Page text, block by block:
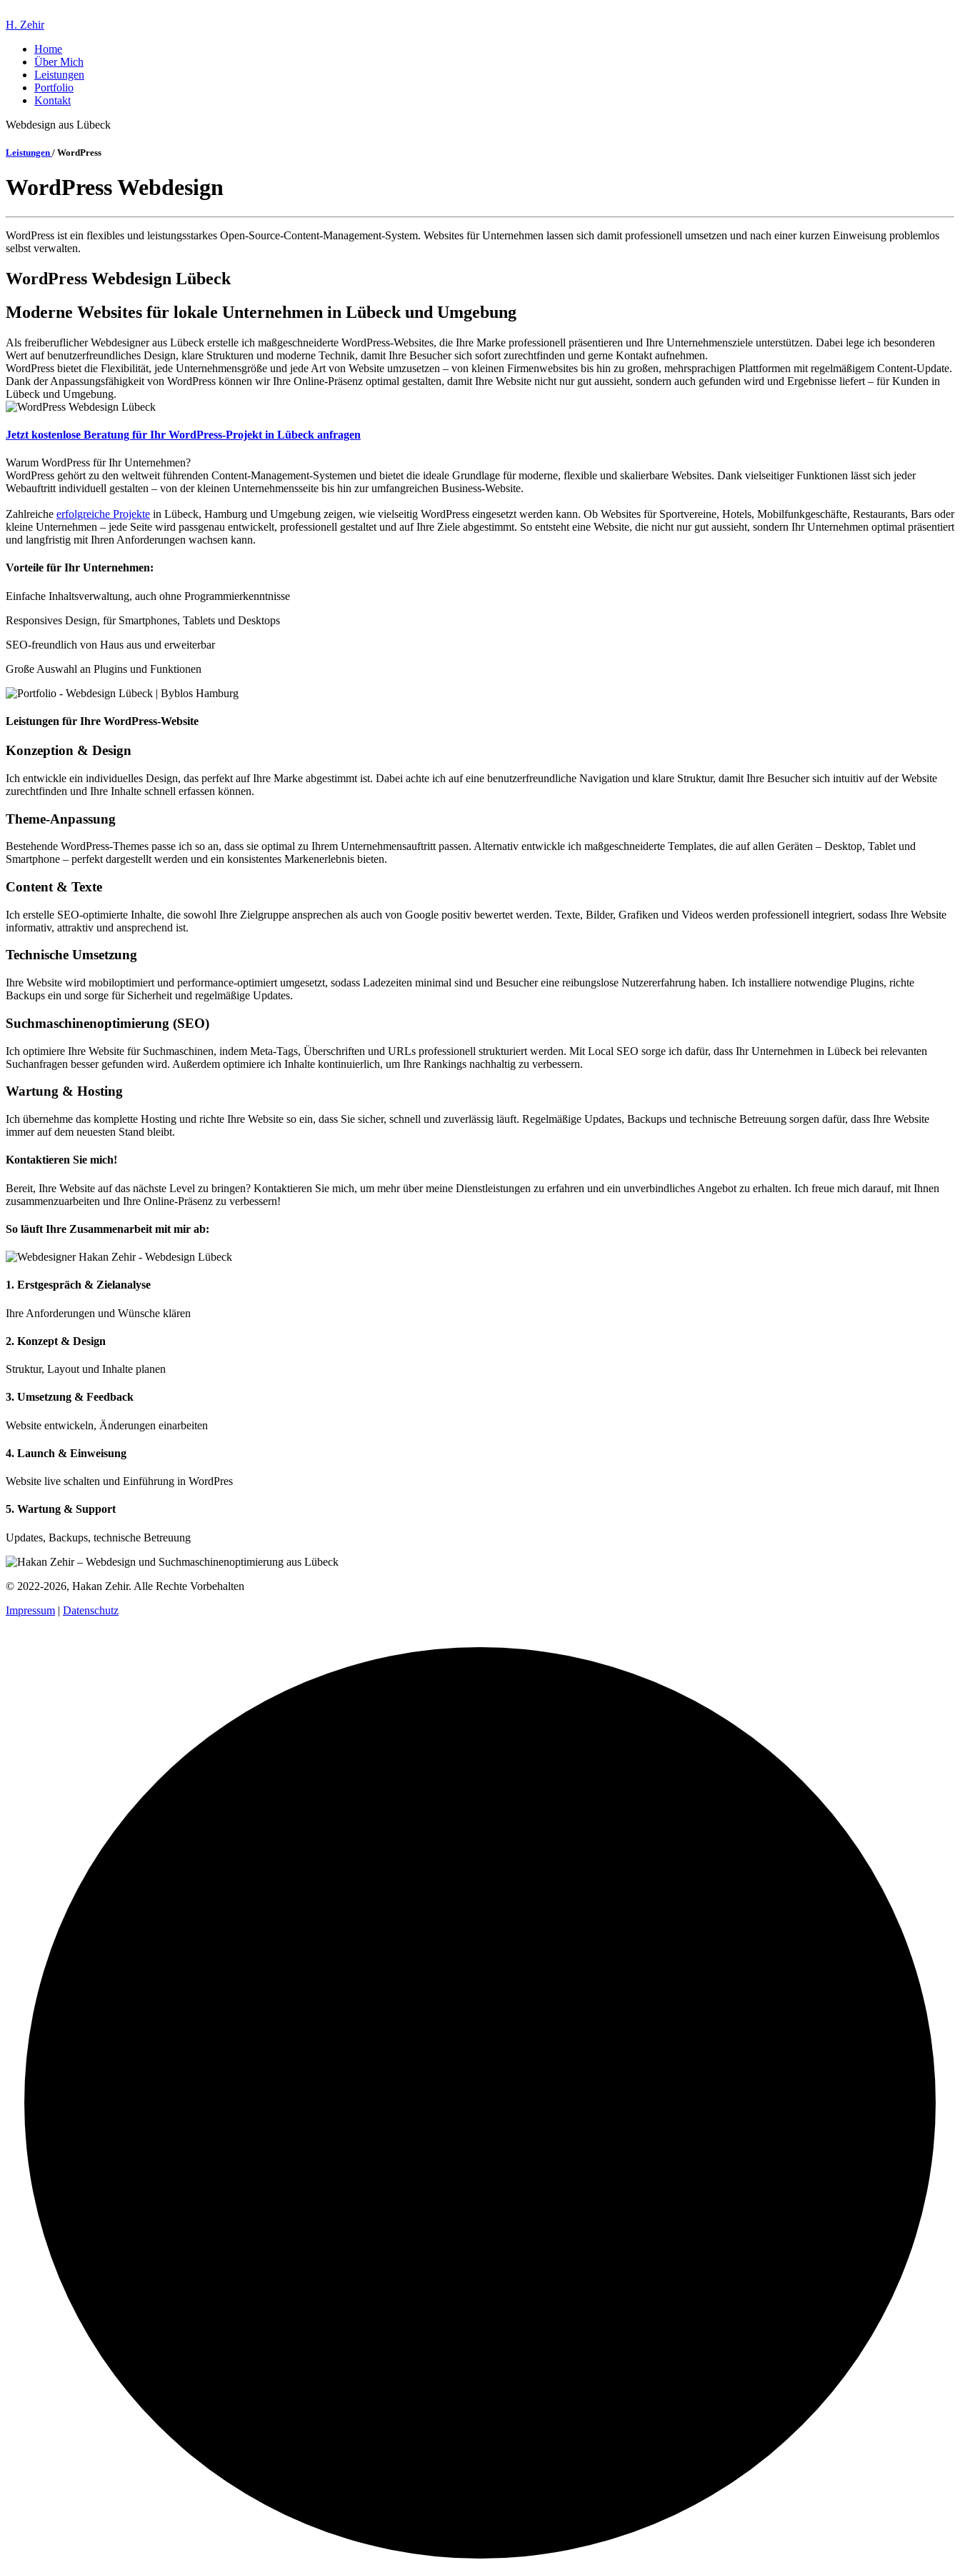
H. Zehir
Home
Über Mich
Leistungen
Portfolio
Kontakt
Webdesign aus Lübeck
Leistungen / WordPress
WordPress Webdesign
WordPress ist ein flexibles und leistungsstarkes Open-Source-Content-Management-System. Websites für Unternehmen lassen sich damit professionell umsetzen und nach einer kurzen Einweisung problemlos
selbst verwalten.
WordPress Webdesign Lübeck
Moderne Websites für lokale Unternehmen in Lübeck und Umgebung
Als freiberuflicher Webdesigner aus Lübeck erstelle ich maßgeschneiderte WordPress-Websites, die Ihre Marke professionell präsentieren und Ihre Unternehmensziele unterstützen. Dabei lege ich besonderen
Wert auf benutzerfreundliches Design, klare Strukturen und moderne Technik, damit Ihre Besucher sich sofort zurechtfinden und gerne Kontakt aufnehmen.
WordPress bietet die Flexibilität, jede Unternehmensgröße und jede Art von Website umzusetzen – von kleinen Firmenwebsites bis hin zu großen, mehrsprachigen Plattformen mit regelmäßigem Content-Update.
Dank der Anpassungsfähigkeit von WordPress können wir Ihre Online-Präsenz optimal gestalten, damit Ihre Website nicht nur gut aussieht, sondern auch gefunden wird und Ergebnisse liefert – für Kunden in
Lübeck und Umgebung.
Jetzt kostenlose Beratung für Ihr WordPress-Projekt in Lübeck anfragen
Warum WordPress für Ihr Unternehmen?
WordPress gehört zu den weltweit führenden Content-Management-Systemen und bietet die ideale Grundlage für moderne, flexible und skalierbare Websites. Dank vielseitiger Funktionen lässt sich jeder
Webauftritt individuell gestalten – von der kleinen Unternehmensseite bis hin zur umfangreichen Business-Website.
Zahlreiche erfolgreiche Projekte in Lübeck, Hamburg und Umgebung zeigen, wie vielseitig WordPress eingesetzt werden kann. Ob Websites für Sportvereine, Hotels, Mobilfunkgeschäfte, Restaurants, Bars oder
kleine Unternehmen – jede Seite wird passgenau entwickelt, professionell gestaltet und auf Ihre Ziele abgestimmt. So entsteht eine Website, die nicht nur gut aussieht, sondern Ihr Unternehmen optimal präsentiert
und langfristig mit Ihren Anforderungen wachsen kann.
Vorteile für Ihr Unternehmen:
Einfache Inhaltsverwaltung, auch ohne Programmierkenntnisse
Responsives Design, für Smartphones, Tablets und Desktops
SEO-freundlich von Haus aus und erweiterbar
Große Auswahl an Plugins und Funktionen
Leistungen für Ihre WordPress-Website
Konzeption & Design
Ich entwickle ein individuelles Design, das perfekt auf Ihre Marke abgestimmt ist. Dabei achte ich auf eine benutzerfreundliche Navigation und klare Struktur, damit Ihre Besucher sich intuitiv auf der Website
zurechtfinden und Ihre Inhalte schnell erfassen können.
Theme-Anpassung
Bestehende WordPress-Themes passe ich so an, dass sie optimal zu Ihrem Unternehmensauftritt passen. Alternativ entwickle ich maßgeschneiderte Templates, die auf allen Geräten – Desktop, Tablet und
Smartphone – perfekt dargestellt werden und ein konsistentes Markenerlebnis bieten.
Content & Texte
Ich erstelle SEO-optimierte Inhalte, die sowohl Ihre Zielgruppe ansprechen als auch von Google positiv bewertet werden. Texte, Bilder, Grafiken und Videos werden professionell integriert, sodass Ihre Website
informativ, attraktiv und ansprechend ist.
Technische Umsetzung
Ihre Website wird mobiloptimiert und performance-optimiert umgesetzt, sodass Ladezeiten minimal sind und Besucher eine reibungslose Nutzererfahrung haben. Ich installiere notwendige Plugins, richte
Backups ein und sorge für Sicherheit und regelmäßige Updates.
Suchmaschinenoptimierung (SEO)
Ich optimiere Ihre Website für Suchmaschinen, indem Meta-Tags, Überschriften und URLs professionell strukturiert werden. Mit Local SEO sorge ich dafür, dass Ihr Unternehmen in Lübeck bei relevanten
Suchanfragen besser gefunden wird. Außerdem optimiere ich Inhalte kontinuierlich, um Ihre Rankings nachhaltig zu verbessern.
Wartung & Hosting
Ich übernehme das komplette Hosting und richte Ihre Website so ein, dass Sie sicher, schnell und zuverlässig läuft. Regelmäßige Updates, Backups und technische Betreuung sorgen dafür, dass Ihre Website
immer auf dem neuesten Stand bleibt.
Kontaktieren Sie mich!
Bereit, Ihre Website auf das nächste Level zu bringen? Kontaktieren Sie mich, um mehr über meine Dienstleistungen zu erfahren und ein unverbindliches Angebot zu erhalten. Ich freue mich darauf, mit Ihnen
zusammenzuarbeiten und Ihre Online-Präsenz zu verbessern!
So läuft Ihre Zusammenarbeit mit mir ab​:
1. Erstgespräch & Zielanalyse
Ihre Anforderungen und Wünsche klären
2. Konzept & Design
Struktur, Layout und Inhalte planen
3. Umsetzung & Feedback
Website entwickeln, Änderungen einarbeiten
4. Launch & Einweisung
Website live schalten und Einführung in WordPres
5. Wartung & Support
Updates, Backups, technische Betreuung
© 2022-2026, Hakan Zehir. Alle Rechte Vorbehalten
Impressum | Datenschutz